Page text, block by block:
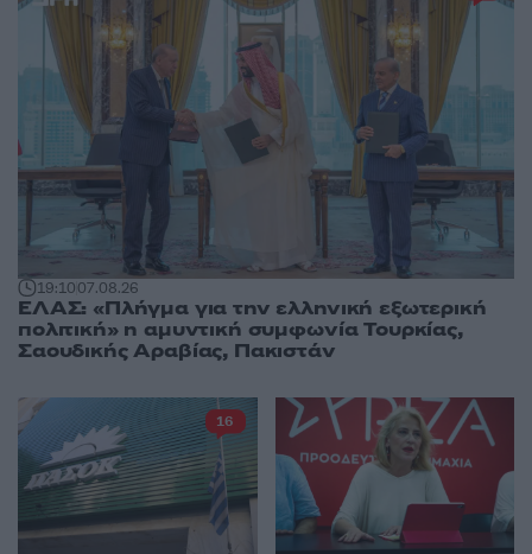
19:1007.08.26
ΕΛΑΣ: «Πλήγμα για την ελληνική εξωτερική
πολιτική» η αμυντική συμφωνία Τουρκίας,
Σαουδικής Αραβίας, Πακιστάν
16